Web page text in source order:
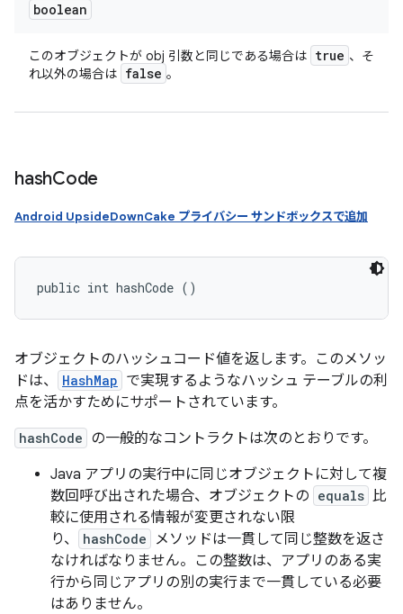
boolean
このオブジェクトが obj 引数と同じである場合は true 、そ
れ以外の場合は false 。
hashCode
Android UpsideDownCake プライバシー サンドボックスで追加
public int hashCode ()
オブジェクトのハッシュコード値を返します。このメソッ
ドは、
HashMap で実現するようなハッシュ テーブルの利
点を活かすためにサポートされています。
hashCode の一般的なコントラクトは次のとおりです。
Java アプリの実行中に同じオブジェクトに対して複
数回呼び出された場合、オブジェクトの equals 比
較に使用される情報が変更されない限
り、
hashCode
メソッドは一貫して同じ整数を返さ
なければなりません。この整数は、アプリのある実
行から同じアプリの別の実行まで一貫している必要
はありません。